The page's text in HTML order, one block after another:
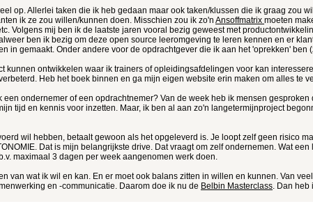
op. Allerlei taken die ik heb gedaan maar ook taken/klussen die ik graag zou
ik ze zou willen/kunnen doen. Misschien zou ik zo'n Ansoffmatrix moeten
Volgens mij ben ik de laatste jaren vooral bezig geweest met
ben ik bezig om deze open source leeromgeving te leren kennen en er
in gemaakt. Onder andere voor de opdrachtgever die ik aan het 'oprekken' ben
kunnen ontwikkelen waar ik trainers of opleidingsafdelingen voor kan
Heb het boek binnen en ga mijn eigen website erin maken om alles te
een ondernemer of een opdrachtnemer? Van de week heb ik mensen
tijd en kennis voor inzetten. Maar, ik ben al aan zo'n langetermijnproject
wil hebben, betaalt gewoon als het opgeleverd is. Je loopt zelf geen risico
Dat is mijn belangrijkste drive. Dat vraagt om zelf ondernemen. Wat
maximaal 3 dagen per week aangenomen werk doen.
van wat ik wil en kan. En er moet ook balans zitten in willen en kunnen. Van
en -communicatie. Daarom doe ik nu de Belbin Masterclass. Dan heb